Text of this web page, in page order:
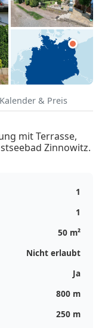
Kalender & Preis
mit Terrasse,
Zinnowitz.
1
1
50 m²
Nicht erlaubt
Ja
800 m
250 m